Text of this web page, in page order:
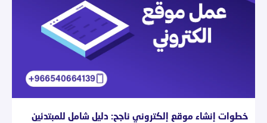
خطوات إنشاء موقع إلكتروني ناجح: دليل شامل للمبتدئين